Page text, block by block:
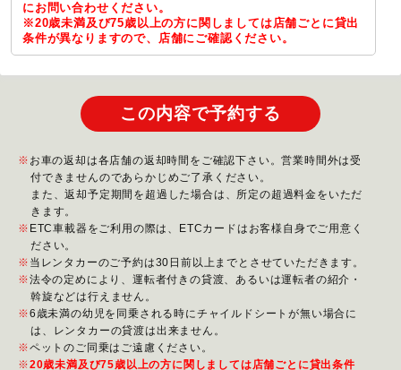
にお問い合わせください。
※20歳未満及び75歳以上の方に関しましては店舗ごとに貸出
条件が異なりますので、店舗にご確認ください。
この内容で予約する
お車の返却は各店舗の返却時間をご確認下さい。営業時間外は受
付できませんのであらかじめご了承ください。
また、返却予定期間を超過した場合は、所定の超過料金をいただ
きます。
ETC車載器をご利用の際は、ETCカードはお客様自身でご用意く
ださい。
当レンタカーのご予約は30日前以上までとさせていただきます。
法令の定めにより、運転者付きの貸渡、あるいは運転者の紹介・
斡旋などは行えません。
6歳未満の幼児を同乗される時にチャイルドシートが無い場合に
は、レンタカーの貸渡は出来ません。
ペットのご同乗はご遠慮ください。
20歳未満及び75歳以上の方に関しましては店舗ごとに貸出条件